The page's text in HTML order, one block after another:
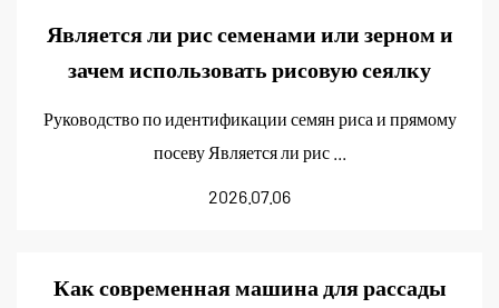
Является ли рис семенами или зерном и
зачем использовать рисовую сеялку
Руководство по идентификации семян риса и прямому
посеву Является ли рис ...
2026.07.06
Как современная машина для рассады